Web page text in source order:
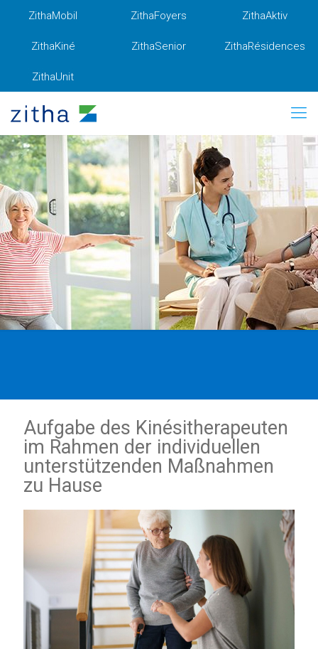
ZithaMobil ZithaFoyers ZithaAktiv
ZithaKiné ZithaSenior ZithaRésidences
ZithaUnit
Aufgabe des Kinésitherapeuten
im Rahmen der individuellen
unterstützenden Maßnahmen
zu Hause